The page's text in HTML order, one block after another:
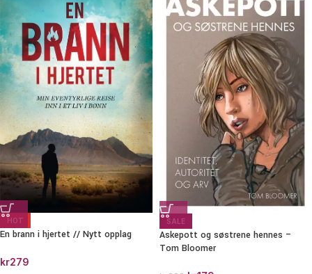
HOT
En brann i hjertet // Nytt opplag
kr279
SALE
Askepott og søstrene hennes –
Tom Bloomer